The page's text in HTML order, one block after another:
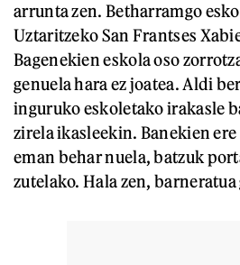
arrunta zen. Betharramgo
Uztaritzeko San Frantses
Bagenekien eskola oso
genuela hara ez joatea. Aldi
inguruko eskoletako irakasle
zirela ikasleekin. Banekien
eman behar nuela, batzuk
zutelako. Hala zen, barneratua